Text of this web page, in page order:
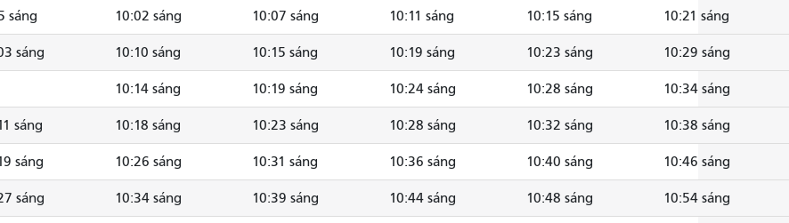
sáng 10:02 sáng 10:07 sáng 10:11 sáng 10:15 sáng 10:21 sáng
sáng 10:10 sáng 10:15 sáng 10:19 sáng 10:23 sáng 10:29 sáng
10:14 sáng 10:19 sáng 10:24 sáng 10:28 sáng 10:34 sáng
sáng 10:18 sáng 10:23 sáng 10:28 sáng 10:32 sáng 10:38 sáng
sáng 10:26 sáng 10:31 sáng 10:36 sáng 10:40 sáng 10:46 sáng
sáng 10:34 sáng 10:39 sáng 10:44 sáng 10:48 sáng 10:54 sáng